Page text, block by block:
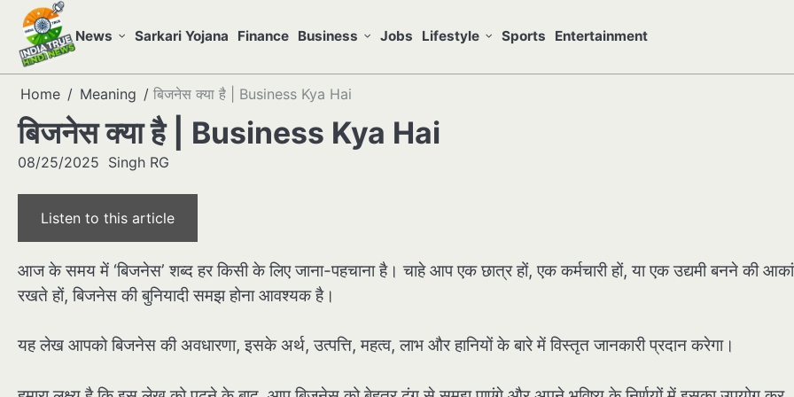
Skip
content
News Sarkari Yojana Finance Business Jobs Lifestyle Sports Entertainment
Home
Meaning बिजनेस क्या है | Business Kya Hai
बिजनेस क्या है | Business Kya Hai
08/25/2025 Singh RG
Listen to this article
आज के समय में ‘बिजनेस’ शब्द हर किसी के लिए जाना-पहचाना है। चाहे आप एक छात्र हों, एक कर्मचारी हों, या एक उद्यमी बनने की
रखते हों, बिजनेस की बुनियादी समझ होना आवश्यक है।
यह लेख आपको बिजनेस की अवधारणा, इसके अर्थ, उत्पत्ति, महत्व, लाभ और हानियों के बारे में विस्तृत जानकारी प्रदान करेगा।